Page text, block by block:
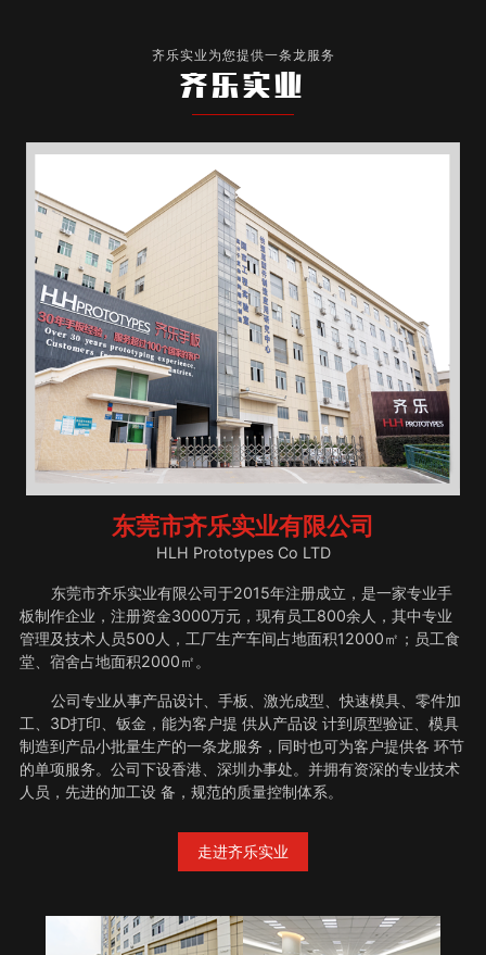
齐乐实业为您提供一条龙服务
齐乐实业
东莞市齐乐实业有限公司
HLH Prototypes Co LTD
东莞市齐乐实业有限公司于2015年注册成立，是一家专业手
板制作企业，注册资金3000万元，现有员工800余人，其中专业
管理及技术人员500人，工厂生产车间占地面积12000㎡；员工食
堂、宿舍占地面积2000㎡。
公司专业从事产品设计、手板、激光成型、快速模具、零件加
工、3D打印、钣金，能为客户提 供从产品设 计到原型验证、模具
制造到产品小批量生产的一条龙服务，同时也可为客户提供各 环节
的单项服务。公司下设香港、深圳办事处。并拥有资深的专业技术
人员，先进的加工设 备，规范的质量控制体系。
走进齐乐实业